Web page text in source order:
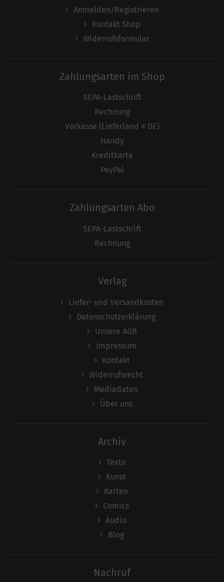
Anmelden/Registrieren
Kontakt Shop
Widerrufsformular
Zahlungsarten im Shop
SEPA-Lastschrift
Rechnung
Vorkasse (Lieferland ≠ DE)
Handy
Kreditkarte
PayPal
Zahlungsarten Abo
SEPA-Lastschrift
Rechnung
Verlag
Liefer- und Versandkosten
Datenschutzerklärung
Unsere AGB
Impressum
Kontakt
Widerrufsrecht
Mediadaten
Über uns
Archiv
Texte
Kunst
Karten
Comics
Audio
Blog
Nachruf